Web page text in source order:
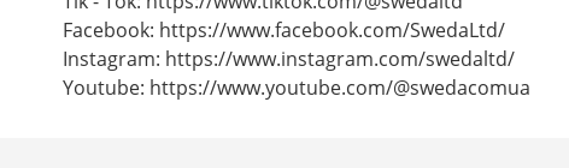
Facebook: https://www.facebook.com/SwedaLtd/
Instagram: https://www.instagram.com/swedaltd/
Youtube: https://www.youtube.com/@swedacomua